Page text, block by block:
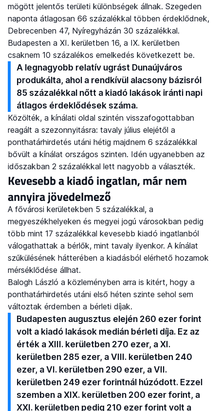
mögött jelentős területi különbségek állnak. Szegeden
naponta átlagosan 66 százalékkal többen érdeklődnek,
Debrecenben 47, Nyíregyházán 30 százalékkal.
Budapesten a XI. kerületben 16, a IX. kerületben
csaknem 10 százalékos emelkedés következett be.
A legnagyobb relatív ugrást Dunaújváros
produkálta, ahol a rendkívül alacsony bázisról
85 százalékkal nőtt a kiadó lakások iránti napi
átlagos érdeklődések száma.
Közölték, a kínálati oldal szintén visszafogottabban
reagált a szezonnyitásra: tavaly július elejétől a
ponthatárhirdetés utáni hétig majdnem 6 százalékkal
bővült a kínálat országos szinten. Idén ugyanebben az
időszakban 2 százalékkal lett nagyobb a választék.
Kevesebb a kiadó ingatlan, már nem
annyira jövedelmező
A fővárosi kerületekben 5 százalékkal, a
megyeszékhelyeken és megyei jogú városokban pedig
több mint 17 százalékkal kevesebb kiadó ingatlanból
válogathattak a bérlők, mint tavaly ilyenkor. A kínálat
szűkülésének hátterében a kiadásból elérhető hozamok
mérséklődése állhat.
Balogh László a közleményben arra is kitért, hogy a
ponthatárhirdetés utáni első héten szinte sehol sem
változtak érdemben a bérleti díjak.
Budapesten augusztus elején 260 ezer forint
volt a kiadó lakások medián bérleti díja. Ez az
érték a XIII. kerületben 270 ezer, a XI.
kerületben 285 ezer, a VIII. kerületben 240
ezer, a VI. kerületben 290 ezer, a VII.
kerületben 249 ezer forintnál húzódott. Ezzel
szemben a XIX. kerületben 200 ezer forint, a
XXI. kerületben pedig 210 ezer forint volt a